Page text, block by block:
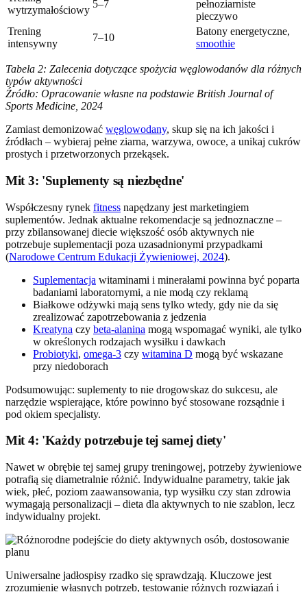
wytrzymałościowy
5–7
pełnoziarniste
pieczywo
Trening
intensywny
7–10
Batony energetyczne,
smoothie
Tabela 2: Zalecenia dotyczące spożycia węglowodanów dla różnych
typów aktywności
Źródło: Opracowanie własne na podstawie British Journal of
Sports Medicine, 2024
Zamiast demonizować węglowodany, skup się na ich jakości i
źródłach – wybieraj pełne ziarna, warzywa, owoce, a unikaj cukrów
prostych i przetworzonych przekąsek.
Mit 3: 'Suplementy są niezbędne'
Współczesny rynek fitness napędzany jest marketingiem
suplementów. Jednak aktualne rekomendacje są jednoznaczne –
przy zbilansowanej diecie większość osób aktywnych nie
potrzebuje suplementacji poza uzasadnionymi przypadkami
(Narodowe Centrum Edukacji Żywieniowej, 2024).
Suplementacja witaminami i minerałami powinna być poparta
badaniami laboratornymi, a nie modą czy reklamą
Białkowe odżywki mają sens tylko wtedy, gdy nie da się
zrealizować zapotrzebowania z jedzenia
Kreatyna czy beta-alanina mogą wspomagać wyniki, ale tylko
w określonych rodzajach wysiłku i dawkach
Probiotyki, omega-3 czy witamina D mogą być wskazane
przy niedoborach
Podsumowując: suplementy to nie drogowskaz do sukcesu, ale
narzędzie wspierające, które powinno być stosowane rozsądnie i
pod okiem specjalisty.
Mit 4: 'Każdy potrzebuje tej samej diety'
Nawet w obrębie tej samej grupy treningowej, potrzeby żywieniowe
potrafią się diametralnie różnić. Indywidualne parametry, takie jak
wiek, płeć, poziom zaawansowania, typ wysiłku czy stan zdrowia
wymagają personalizacji – dieta dla aktywnych to nie szablon, lecz
indywidualny projekt.
Uniwersalne jadłospisy rzadko się sprawdzają. Kluczowe jest
zrozumienie własnych potrzeb, testowanie różnych rozwiązań i